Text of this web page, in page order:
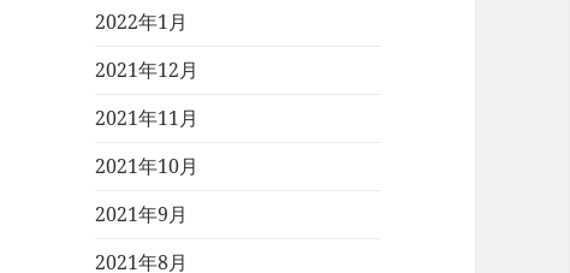
2022年1月
2021年12月
2021年11月
2021年10月
2021年9月
2021年8月